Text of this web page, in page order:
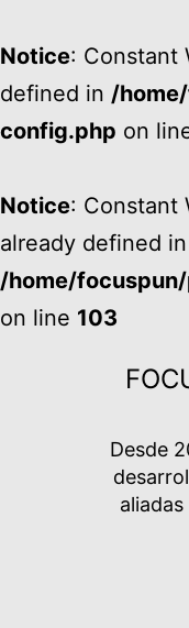
Notice: Constant
defined in /
config.php on
Notice: Constant
already defined in
/home/
on line 103
Desde